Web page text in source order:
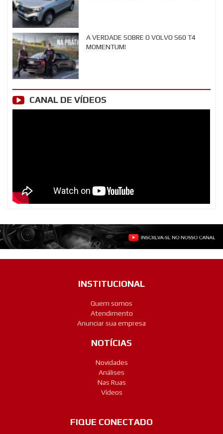
A VERDADE SOBRE O VOLVO S60 T4
MOMENTUM!
CANAL DE VÍDEOS
INSTITUCIONAL
Quem somos
Atendimento
Anunciar sua empresa
NOTÍCIAS
Novidades
Análises
Nas Ruas
Vídeos
FIQUE CONECTADO